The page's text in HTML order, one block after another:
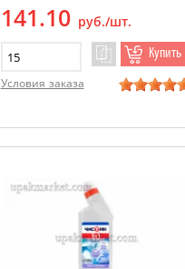
141.10 руб./шт.
Купить
Условия заказа